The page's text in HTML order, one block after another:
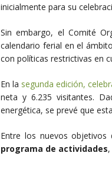
inicialmente para su
Sin embargo, el Comité
calendario ferial en el
con políticas restrictivas en
En la segunda edición,
neta y 6.235 visitantes.
energética, se prevé que
Entre los nuevos objetivos
programa de actividades